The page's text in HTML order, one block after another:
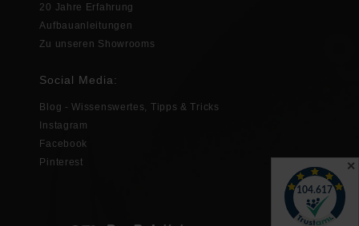
✕
20 Jahre Erfahrung
Aufbauanleitungen
Zu unseren Showrooms
Social Media:
Blog - Wissenswertes, Tipps & Tricks
Instagram
Facebook
Pinterest